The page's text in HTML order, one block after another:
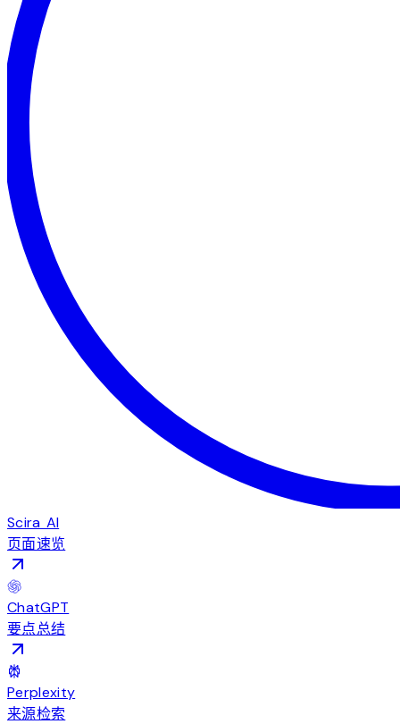
Scira AI
页面速览
ChatGPT
要点总结
Perplexity
来源检索